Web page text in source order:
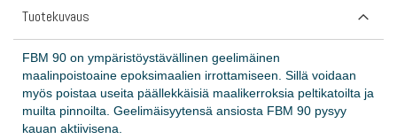
Tuotekuvaus
FBM 90 on ympäristöystävällinen geelimäinen
maalinpoistoaine epoksimaalien irrottamiseen. Sillä voidaan
myös poistaa useita päällekkäisiä maalikerroksia peltikatoilta ja
muilta pinnoilta. Geelimäisyytensä ansiosta FBM 90 pysyy
kauan aktiivisena.